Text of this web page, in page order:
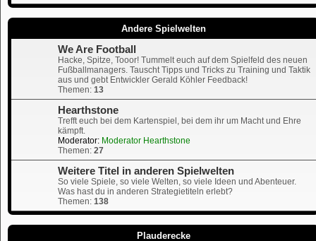
Andere Spielwelten
We Are Football
Hacke, Spitze, Tooor! Tummelt euch auf dem Spielfeld des neuen
Fußballmanagers. Tauscht Tipps und Tricks zu Training und Taktik
aus und gebt Entwickler Gerald Köhler Feedback!
Themen: 13
Hearthstone
Trefft euch bei dem Kartenspiel, bei dem ihr um Macht und Ehre
kämpft.
Moderator: Moderator Hearthstone
Themen: 27
Weitere Titel in anderen Spielwelten
So viele Spiele, so viele Welten, so viele Ideen und Abenteuer.
Was hast du in anderen Strategietiteln erlebt?
Themen: 138
Plauderecke